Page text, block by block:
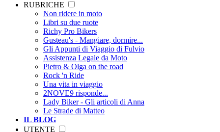
RUBRICHE
Non ridere in moto
Libri su due ruote
Richy Pro Bikers
Gusteau's - Mangiare, dormire...
Gli Appunti di Viaggio di Fulvio
Assistenza Legale da Moto
Pietro & Olga on the road
Rock 'n Ride
Una vita in viaggio
2NOVE9 risponde...
Lady Biker - Gli articoli di Anna
Le Strade di Matteo
IL BLOG
UTENTE